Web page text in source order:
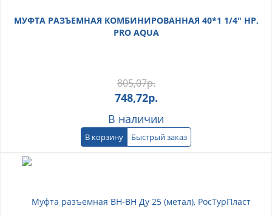
МУФТА РАЗЪЕМНАЯ КОМБИНИРОВАННАЯ 40*1 1/4" НР,
PRO AQUA
805,07р.
748,72р.
В наличии
В корзину Быстрый заказ